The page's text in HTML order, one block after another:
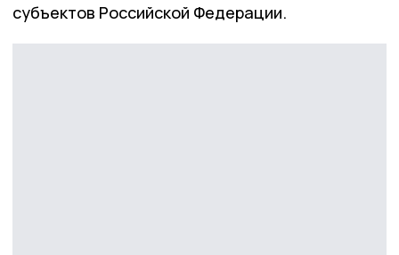
субъектов Российской Федерации.